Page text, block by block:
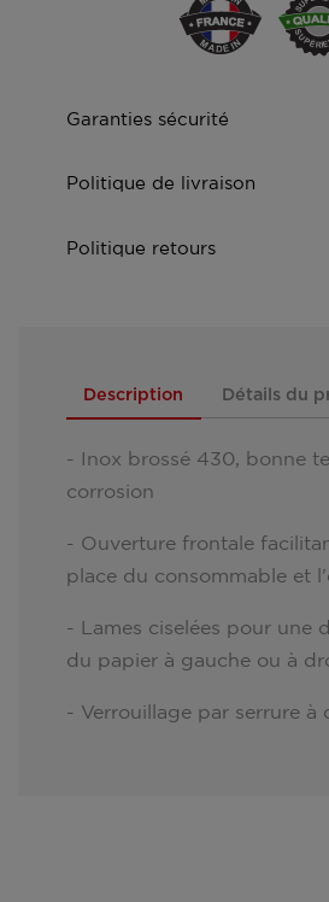
Garanties sécurité
Politique de livraison
Politique retours
Description Détails du
- Inox brossé 430, bonne
corrosion
- Ouverture frontale
place du consommable et
- Lames ciselées pour une
du papier à gauche ou à
- Verrouillage par serrure à